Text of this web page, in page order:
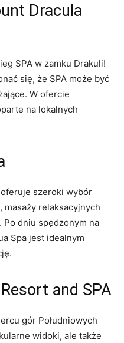
Dracula
SPA ⁣w‌ zamku Drakuli!
‌się, że⁢ SPA może⁢ być‍
W ofercie
na lokalnych
szeroki wybór
relaksacyjnych
dniu spędzonym ⁤na
Spa jest idealnym
and SPA
gór‌ Południowych
widoki, ale także